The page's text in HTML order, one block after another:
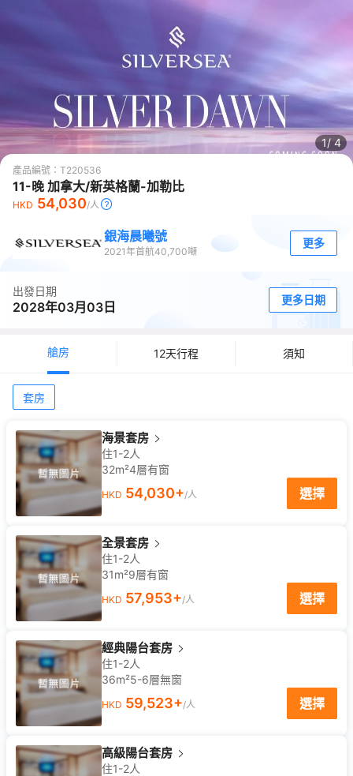
1/ 4
產品編號： T220536
11-晚 加拿大/新英格蘭-加勒比
HKD 54,030/人
銀海晨曦號
2021年首航40,700噸
更多
出發日期
2028年03月03日 更多日期
艙房 12天行程 須知
套房
海景套房
住1-2人
32m²4層有窗
HKD 54,030+/人 選擇
全景套房
住1-2人
31m²9層有窗
HKD 57,953+/人 選擇
經典陽台套房
住1-2人
36m²5-6層無窗
HKD 59,523+/人 選擇
高級陽台套房
住1-2人